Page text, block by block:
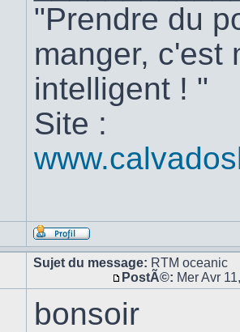
"Prendre du
manger, c'est
intelligent ! "
Site :
Sujet du message: RTM oceanic
PostÃ©: Mer Avr
bonsoir